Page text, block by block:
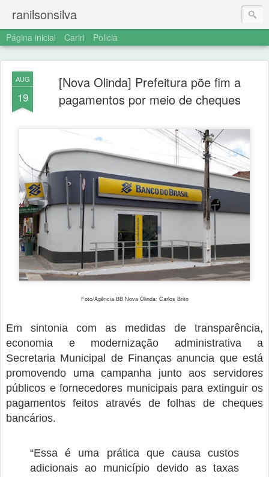
ranilsonsilva
Página inicial Cariri Policia
AUG
19
[Nova Olinda] Prefeitura põe fim a
pagamentos por meio de cheques
Foto/Agência BB Nova Olinda: Carlos Brito
Em sintonia com as medidas de transparência,
economia e modernização administrativa a
Secretaria Municipal de Finanças anuncia que está
promovendo uma campanha junto aos servidores
públicos e fornecedores municipais para extinguir os
pagamentos feitos através de folhas de cheques
bancários.
“Essa é uma prática que causa custos
adicionais ao município devido as taxas